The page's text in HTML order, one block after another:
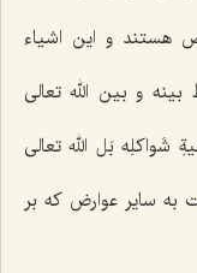
هستند و این اشیاء
بینه و بین الله تعالی
بَل الله تعالی
به سایر عوارض که بر